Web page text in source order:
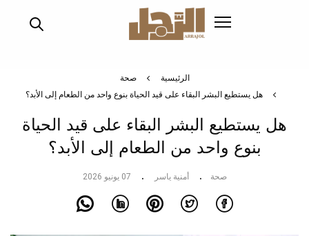
الرئيسية
صحة
هل يستطيع البشر البقاء على قيد الحياة بنوع واحد من الطعام إلى الأبد؟
هل يستطيع البشر البقاء على قيد الحياة
بنوع واحد من الطعام إلى الأبد؟
صحة أمنية ياسر 07 يونيو 2026